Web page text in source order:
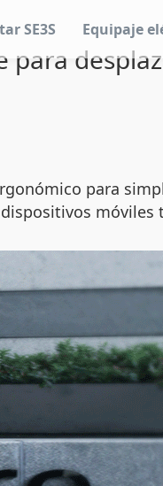
SE3S Equipaje
para
para
móviles